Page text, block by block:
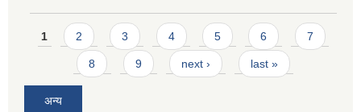
Pages
1 2 3 4 5 6 7
8 9 next › last »
अन्य